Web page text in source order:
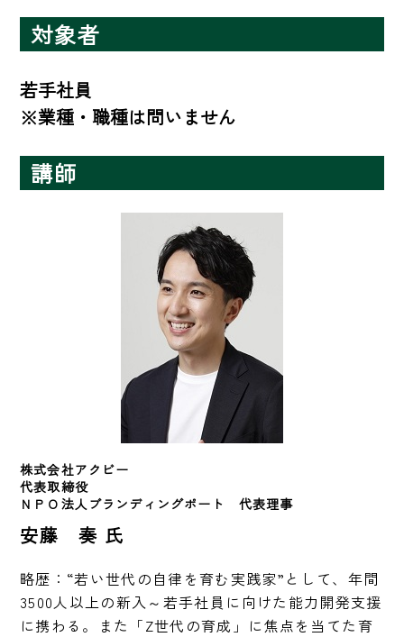
対象者
若手社員
※業種・職種は問いません
講師
株式会社アクビー
代表取締役
ＮＰＯ法人ブランディングポート　代表理事
安藤 奏 氏
略歴：“若い世代の自律を育む実践家”として、年間
3500人以上の新入～若手社員に向けた能力開発支援
に携わる。また「Z世代の育成」に焦点を当てた育